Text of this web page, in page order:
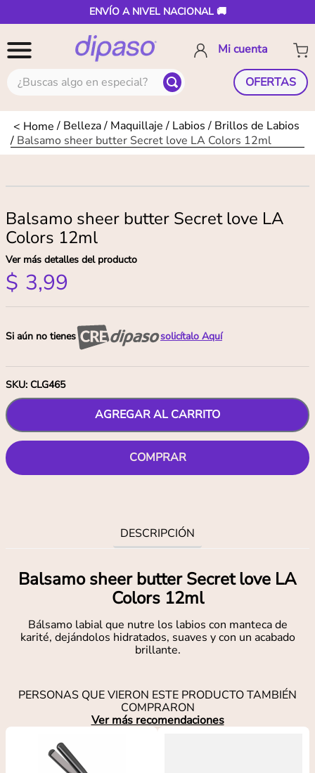
ENVÍO A NIVEL NACIONAL 🚚
¿Buscas algo en especial? OFERTAS
Belleza Maquillaje Labios
Brillos de Labios
Balsamo sheer butter Secret love LA Colors 12ml
Balsamo sheer butter Secret love LA
Colors 12ml
Ver más detalles del producto
$ 3,99
Si aún no tienes solicítalo Aquí
SKU: CLG465
AGREGAR AL CARRITO
COMPRAR
DESCRIPCIÓN
Balsamo sheer butter Secret love LA
Colors 12ml
Bálsamo labial que nutre los labios con manteca de
karité, dejándolos hidratados, suaves y con un acabado
brillante.
PERSONAS QUE VIERON ESTE PRODUCTO TAMBIÉN
COMPRARON
Ver más recomendaciones